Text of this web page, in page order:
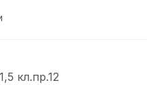
кл.пр.12